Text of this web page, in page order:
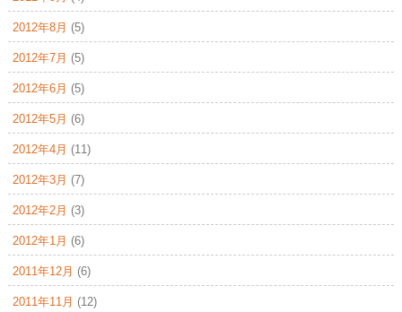
2012年8月 (5)
2012年7月 (5)
2012年6月 (5)
2012年5月 (6)
2012年4月 (11)
2012年3月 (7)
2012年2月 (3)
2012年1月 (6)
2011年12月 (6)
2011年11月 (12)